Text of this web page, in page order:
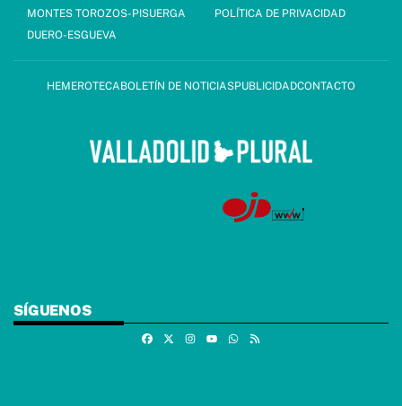
MONTES TOROZOS-PISUERGA
DUERO-ESGUEVA
POLÍTICA DE PRIVACIDAD
HEMEROTECABOLETÍN DE NOTICIASPUBLICIDADCONTACTO
SÍGUENOS
FacebookInstagramWhatsapp